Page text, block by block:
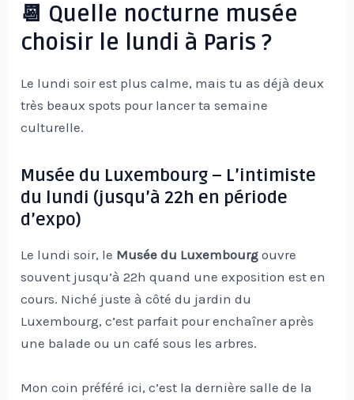
📆 Quelle nocturne musée
choisir le lundi à Paris ?
Le lundi soir est plus calme, mais tu as déjà deux
très beaux spots pour lancer ta semaine
culturelle.
Musée du Luxembourg – L’intimiste
du lundi (jusqu’à 22h en période
d’expo)
Le lundi soir, le Musée du Luxembourg ouvre
souvent jusqu’à 22h quand une exposition est en
cours. Niché juste à côté du jardin du
Luxembourg, c’est parfait pour enchaîner après
une balade ou un café sous les arbres.
Mon coin préféré ici, c’est la dernière salle de la